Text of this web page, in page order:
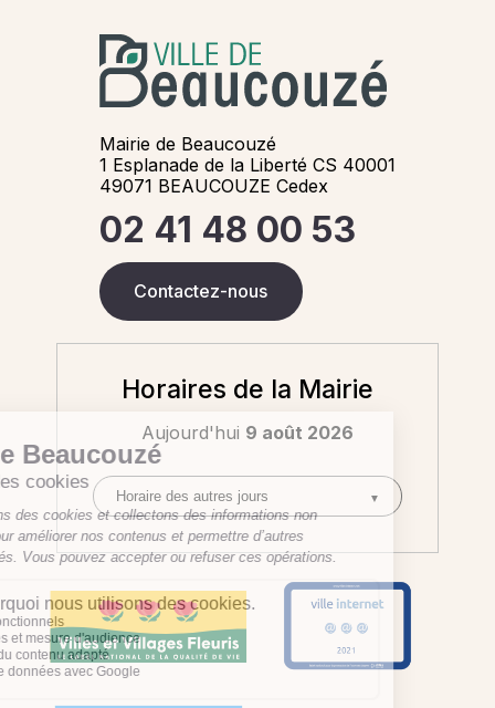
Mairie de Beaucouzé
1 Esplanade de la Liberté CS 40001
49071 BEAUCOUZE Cedex
02 41 48 00 53
Contactez-nous
Horaires de la Mairie
Aujourd'hui 9 août 2026